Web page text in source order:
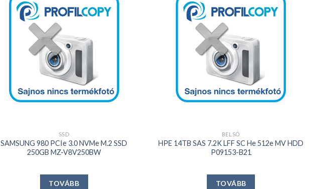
SSD
SAMSUNG 980 PCIe 3.0 NVMe M.2 SSD
250GB MZ-V8V250BW
TOVÁBB
BELSŐ
HPE 14TB SAS 7.2K LFF SC He 512e MV HDD
P09153-B21
TOVÁBB